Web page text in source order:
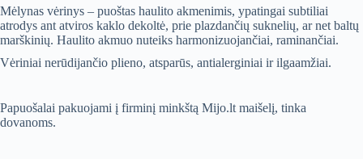
Mėlynas vėrinys – puoštas haulito akmenimis, ypatingai subtiliai
atrodys ant atviros kaklo dekoltė, prie plazdančių suknelių, ar net baltų
marškinių. Haulito akmuo nuteiks harmonizuojančiai, raminančiai.
Vėriniai nerūdijančio plieno, atsparūs, antialerginiai ir ilgaamžiai.
Papuošalai pakuojami į firminį minkštą Mijo.lt maišelį, tinka
dovanoms.